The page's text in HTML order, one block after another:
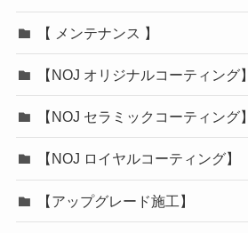
【 メンテナンス 】
【NOJ オリジナルコーティング】
【NOJ セラミックコーティング】
【NOJ ロイヤルコーティング】
【アップグレード施工】